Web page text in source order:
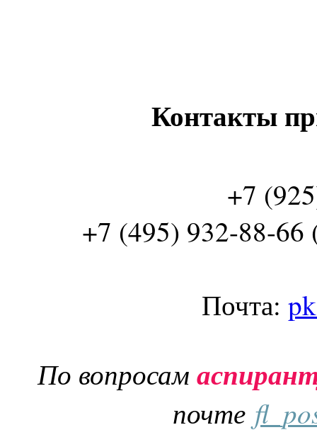
Контакты
+7
+7 (495) 932-88-66
Почта:
По вопросам
почте